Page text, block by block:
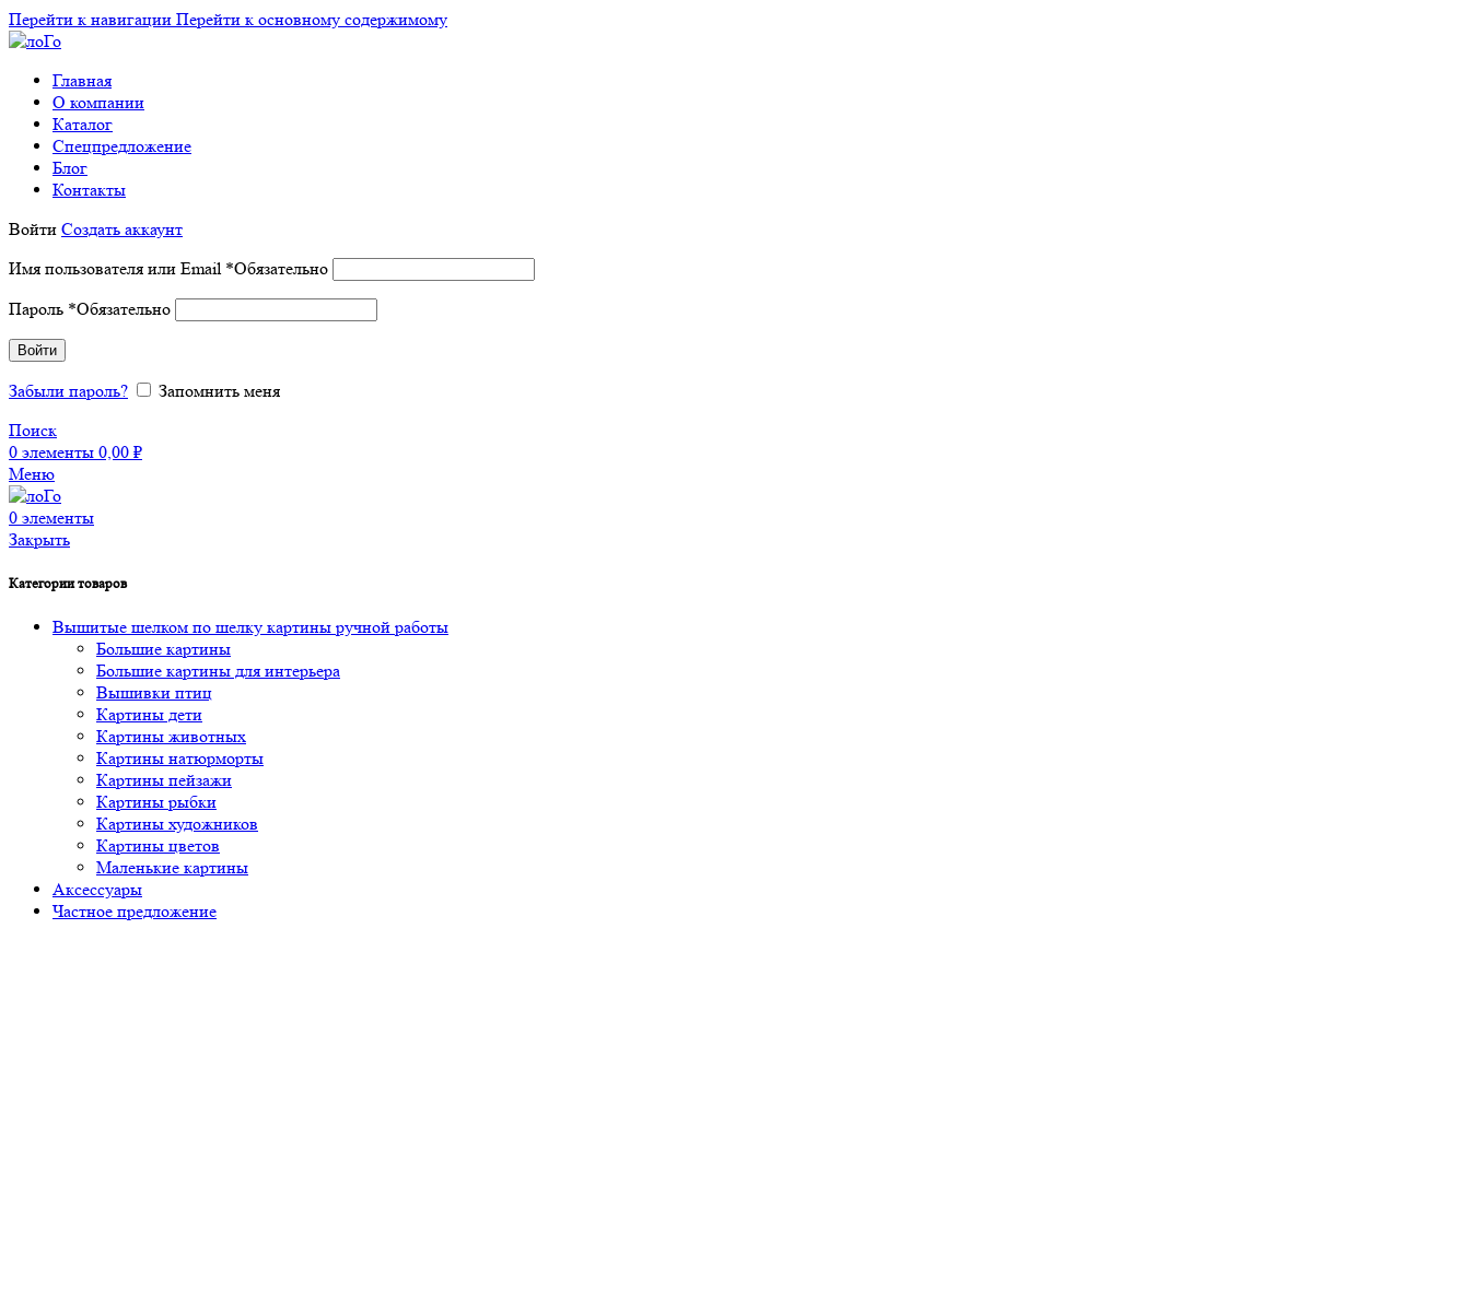
Перейти к навигации Перейти к основному содержимому
Главная
О компании
Каталог
Спецпредложение
Блог
Контакты
Войти Создать аккаунт
Имя пользователя или Email *Обязательно
Пароль *Обязательно
Войти
Забыли пароль?
Запомнить меня
Поиск
0 элементы 0,00 ₽
Меню
0 элементы
Закрыть
Категории товаров
Вышитые шелком по шелку картины ручной работы
Большие картины
Большие картины для интерьера
Вышивки птиц
Картины дети
Картины животных
Картины натюрморты
Картины пейзажи
Картины рыбки
Картины художников
Картины цветов
Маленькие картины
Аксессуары
Частное предложение